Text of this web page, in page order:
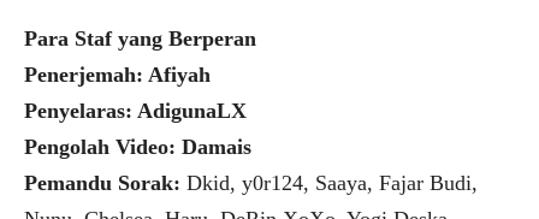
Para Staf yang Berperan
Penerjemah: Afiyah
Penyelaras: AdigunaLX
Pengolah Video: Damais
Pemandu Sorak: Dkid, y0r124, Saaya, Fajar Budi,